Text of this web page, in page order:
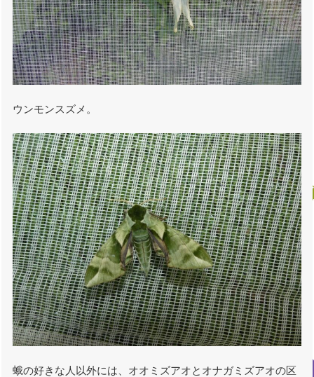
ウンモンスズメ。
蛾の好きな人以外には、オオミズアオとオナガミズアオの区